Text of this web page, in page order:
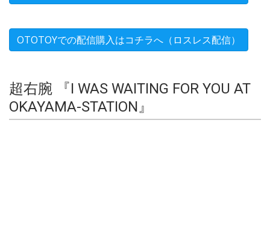
OTOTOYでの配信購入はコチラへ（ロスレス配信）
超右腕 『I WAS WAITING FOR YOU AT
OKAYAMA-STATION』